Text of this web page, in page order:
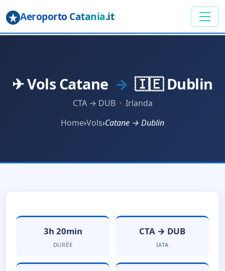
Aeroporto Catania.it
✈ Vols Catane → 🇮🇪 Dublin
CTA → DUB · Irlanda
Home›Vols›Catane → Dublin
3h 20min
DURÉE
CTA → DUB
IATA